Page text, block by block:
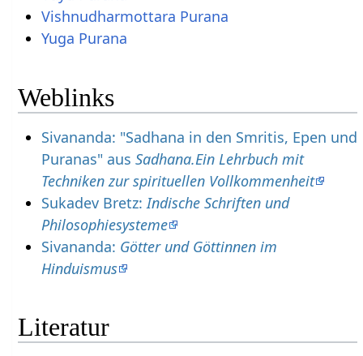
Vishnudharmottara Purana
Yuga Purana
Weblinks
Sivananda: "Sadhana in den Smritis, Epen und
Puranas" aus Sadhana.Ein Lehrbuch mit
Techniken zur spirituellen Vollkommenheit
Sukadev Bretz: Indische Schriften und
Philosophiesysteme
Sivananda: Götter und Göttinnen im
Hinduismus
Literatur